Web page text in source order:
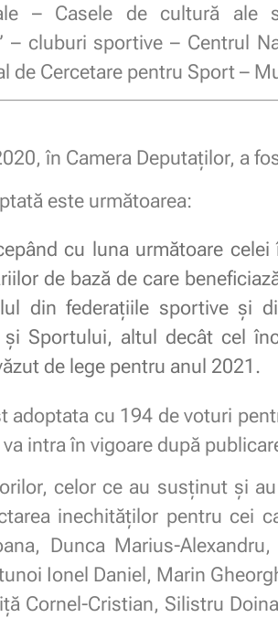
– Casele de cultură ale
– cluburi sportive – Centrul
de Cercetare pentru Sport –
în Camera Deputaților, a
este următoarea:
cu luna următoare
de bază de care
din federațiile sportive și
și Sportului, altul decât cel
de lege pentru anul 2021.
adoptata cu 194 de voturi
intra în vigoare după
celor ce au susținut și
inechităților pentru cei
Dunca Marius-
Ionel Daniel, Marin
Cornel-Cristian, Silistru